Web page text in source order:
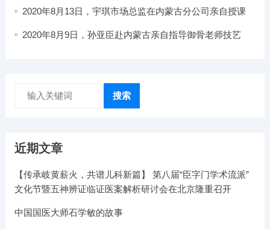
2020年8月13日，宇琪市场总监在内蒙古分公司亲自授课
2020年8月9日，孙亚臣赴内蒙古亲自指导御骨老师技艺
搜索
近期文章
【传承岐黄薪火，共谱儿科新篇】 第八届“臣字门学术流派”
文化节暨五神辨证临证医案解析研讨会在北京隆重召开
中国国医大师石学敏的故事